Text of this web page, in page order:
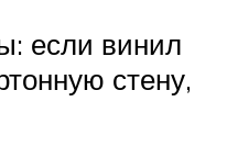
если винил
стену,